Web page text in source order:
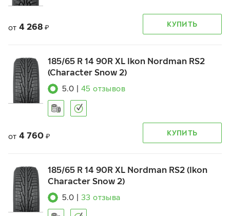
от 4 268 ₽ КУПИТЬ
185/65 R 14 90R XL Ikon Nordman RS2
(Character Snow 2)
5.0 45 отзывов
от 4 760 ₽ КУПИТЬ
185/65 R 14 90R XL Nordman RS2 (Ikon
Character Snow 2)
5.0 33 отзыва